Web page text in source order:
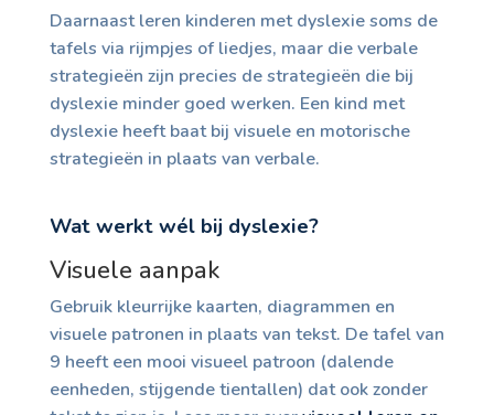
Daarnaast leren kinderen met dyslexie soms de
tafels via rijmpjes of liedjes, maar die verbale
strategieën zijn precies de strategieën die bij
dyslexie minder goed werken. Een kind met
dyslexie heeft baat bij visuele en motorische
strategieën in plaats van verbale.
Wat werkt wél bij dyslexie?
Visuele aanpak
Gebruik kleurrijke kaarten, diagrammen en
visuele patronen in plaats van tekst. De tafel van
9 heeft een mooi visueel patroon (dalende
eenheden, stijgende tientallen) dat ook zonder